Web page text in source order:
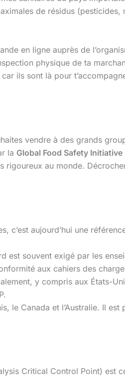
de résidus (pesticides,
en ligne auprès de
physique de ta
ils sont là pour
vendre à des grands
la Global Food Safety Initiative
au monde.
c’est aujourd’hui une
est souvent exigé par les
aux cahiers des
y compris aux États-
le Canada et l’Australie. Il est
Critical Control Point) est